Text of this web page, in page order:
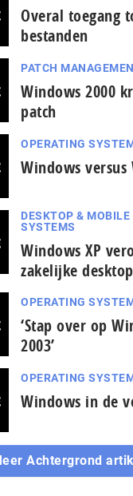
Overal toegang
bestanden
PATCH
Windows 2000
patch
OPERATING
Windows versus
DESKTOP & MOBILE
SYSTEMS
Windows XP
zakelijke desktop
OPERATING
‘Stap over op
2003’
OPERATING
Windows in de
Achtergrond